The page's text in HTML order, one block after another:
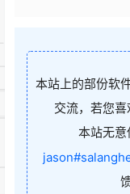
本站上的部份软
交流，若您
本站无